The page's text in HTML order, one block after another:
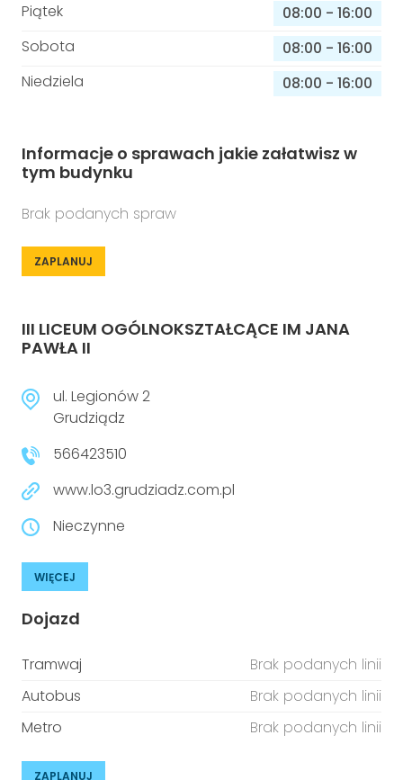
Piątek
08:00 - 16:00
Sobota
08:00 - 16:00
Niedziela
08:00 - 16:00
Informacje o sprawach jakie załatwisz w
tym budynku
Brak podanych spraw
ZAPLANUJ
III LICEUM OGÓLNOKSZTAŁCĄCE IM JANA
PAWŁA II
ul. Legionów 2
Grudziądz
566423510
www.lo3.grudziadz.com.pl
Nieczynne
WIĘCEJ
Dojazd
Tramwaj
Brak podanych linii
Autobus
Brak podanych linii
Metro
Brak podanych linii
ZAPLANUJ